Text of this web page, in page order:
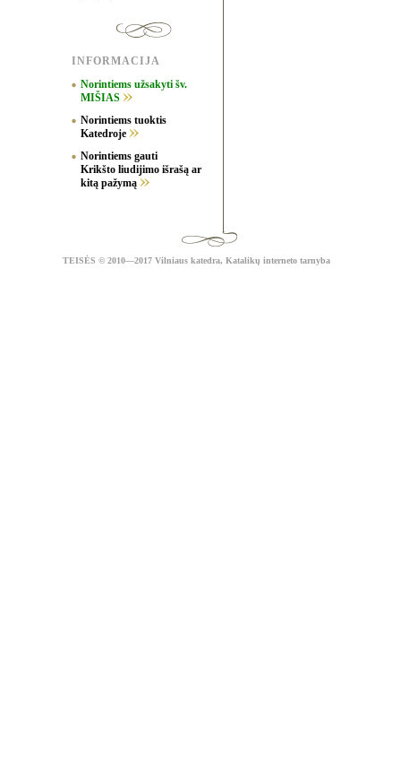
INFORMACIJA
Norintiems užsakyti šv.
MIŠIAS
Norintiems tuoktis
Katedroje
Norintiems gauti
Krikšto liudijimo išrašą ar
kitą pažymą
TEISĖS © 2010—2017 Vilniaus katedra, Katalikų interneto tarnyba